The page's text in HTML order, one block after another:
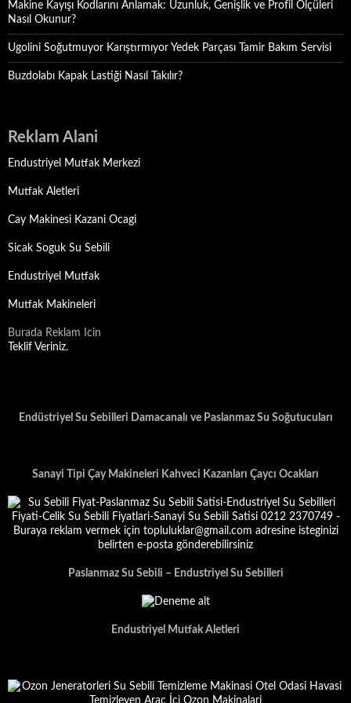
Makine Kayışı Kodlarını Anlamak: Uzunluk, Genişlik ve Profil Ölçüleri
Nasıl Okunur?
Ugolini Soğutmuyor Karıştırmıyor Yedek Parçası Tamir Bakım Servisi
Buzdolabı Kapak Lastiği Nasıl Takılır?
Reklam Alani
Endustriyel Mutfak Merkezi
Mutfak Aletleri
Cay Makinesi Kazani Ocagi
Sicak Soguk Su Sebili
Endustriyel Mutfak
Mutfak Makineleri
Burada Reklam Icin
Teklif Veriniz.
Endüstriyel Su Sebilleri Damacanalı ve Paslanmaz Su Soğutucuları
Sanayi Tipi Çay Makineleri Kahveci Kazanları Çaycı Ocakları
Paslanmaz Su Sebili – Endustriyel Su Sebilleri
Endustriyel Mutfak Aletleri